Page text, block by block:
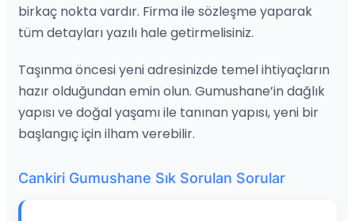
birkaç nokta vardır. Firma ile sözleşme yaparak
tüm detayları yazılı hale getirmelisiniz.
Taşınma öncesi yeni adresinizde temel ihtiyaçların
hazır olduğundan emin olun. Gumushane’in dağlık
yapısı ve doğal yaşamı ile tanınan yapısı, yeni bir
başlangıç için ilham verebilir.
Cankiri Gumushane Sık Sorulan Sorular